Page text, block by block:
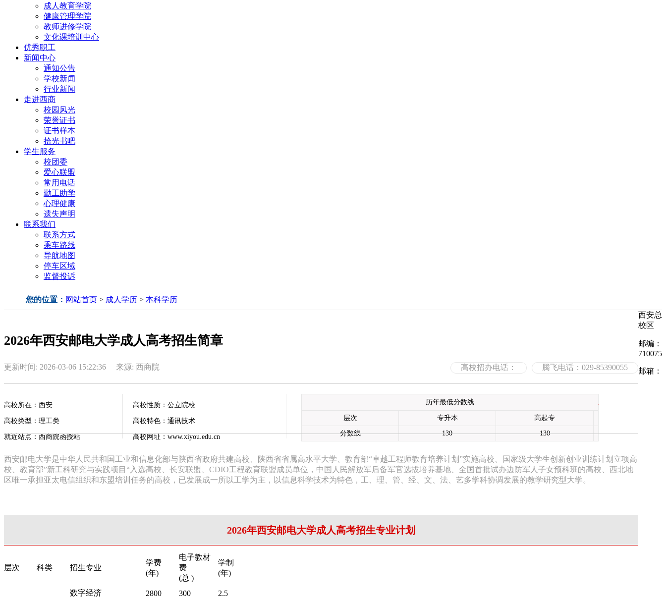
成人教育学院
健康管理学院
教师进修学院
文化课培训中心
优秀职工
新闻中心
通知公告
学校新闻
行业新闻
走进西商
校园风光
荣誉证书
证书样本
拾光书吧
学生服务
校团委
爱心联盟
常用电话
勤工助学
心理健康
遗失声明
联系我们
联系方式
乘车路线
导航地图
停车区域
监督投诉
您的位置： 网站首页 > 成人学历 > 本科学历
2026年西安邮电大学成人高考招生简章
更新时间: 2026-03-06 15:22:36 来源: 西商院 腾飞电话：029-85390055
高校招办电话：
高校所在：西安
高校类型：理工类
就近站点：西商院函授站
高校性质：公立院校
高校特色：通讯技术
高校网址：www.xiyou.edu.cn
历年最低分数线
层次 专升本 高起专
分数线 130 130
西安邮电大学是中华人民共和国工业和信息化部与陕西省政府共建高校、陕西省省属高水平大学、教育部“卓越工程师教育培养计划”实施高校、国家级大学生创新创业训练计划立项高
校、教育部”新工科研究与实践项目“入选高校、长安联盟、CDIO工程教育联盟成员单位，中国人民解放军后备军官选拔培养基地、全国首批试办边防军人子女预科班的高校、西北地
区唯一承担亚太电信组织和东盟培训任务的高校，已发展成一所以工学为主，以信息科学技术为特色，工、理、管、经、文、法、艺多学科协调发展的教学研究型大学。
2026年西安邮电大学成人高考招生专业计划
层次 科类 招生专业
学费
(年)
电子教材
费
(总 )
学制
(年)
数字经济 2800 300
2.5
西安总
校区
邮编：
710075
邮箱：